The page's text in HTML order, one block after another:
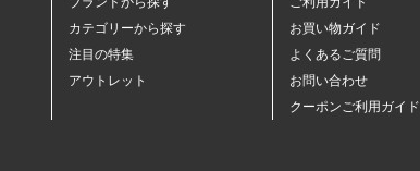
カテゴリーから探す
注目の特集
アウトレット
お買い物ガイド
よくあるご質問
お問い合わせ
クーポンご利用ガイド